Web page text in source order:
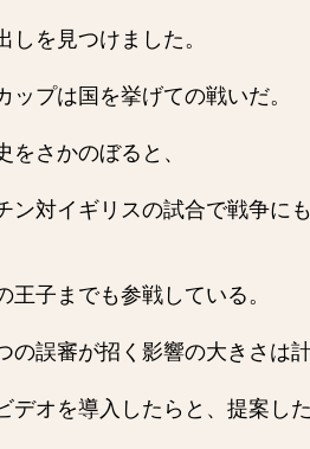
しを見つけました。
ップは国を挙げての戦いだ。
をさかのぼると、
ン対イギリスの試合で戦争に
王子までも参戦している。
の誤審が招く影響の大きさは
デオを導入したらと、提案し